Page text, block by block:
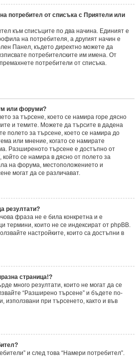
потребител от списъка с Приятели или
към списъците по два начина. Единият е
на потребителя, а другият начин е
Панел, където директно можете да
потребителските им имена. От
потребители от списъка.
или форуми?
за търсене, което се намира горе дясно
и темите. Можете да търсите в дадена
полето за търсене, което се намира до
или мнение, когато се намирате
Разширеното търсене е достъпно от
се намира в дясно от полето за
на форума, местоположението и
могат да се различават.
резултати?
фраза не е била конкретна и е
термини, които не се индексират от phpBB.
настройките, които са достъпни в
страница!?
много резултати, които не могат да се
“Разширено търсене” и бъдете по-
използвани при търсенето, както и във
и след това “Намери потребител”.